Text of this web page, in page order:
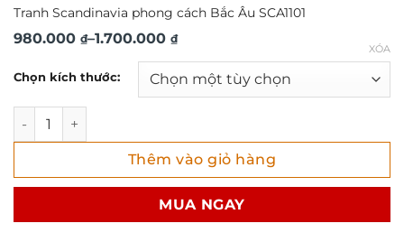
Tranh Scandinavia phong cách Bắc Âu SCA1101
980.000 ₫–1.700.000 ₫
Khoảng
980.000 ₫
đến
1.700.000 ₫
Chọn kích thước:
XÓA
Tranh Scandinavia phong cách Bắc Âu SCA1101 số lượng
Thêm vào giỏ hàng
MUA NGAY